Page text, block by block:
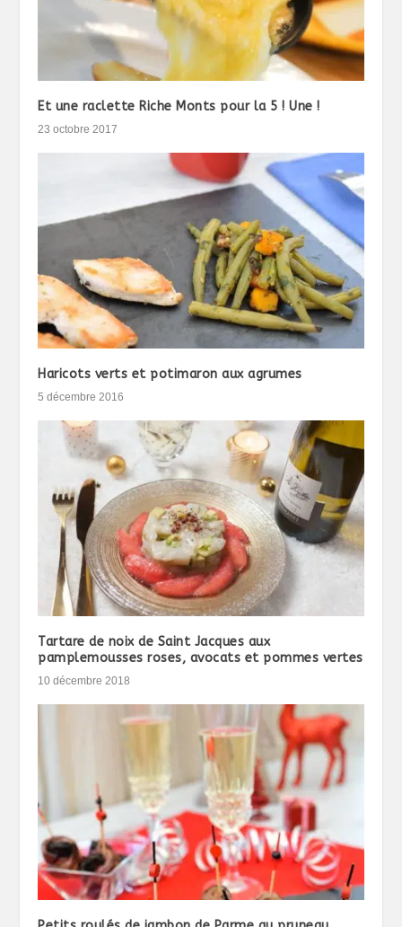
Et une raclette Riche Monts pour la 5 ! Une !
23 octobre 2017
Haricots verts et potimaron aux agrumes
5 décembre 2016
Tartare de noix de Saint Jacques aux
pamplemousses roses, avocats et pommes vertes
10 décembre 2018